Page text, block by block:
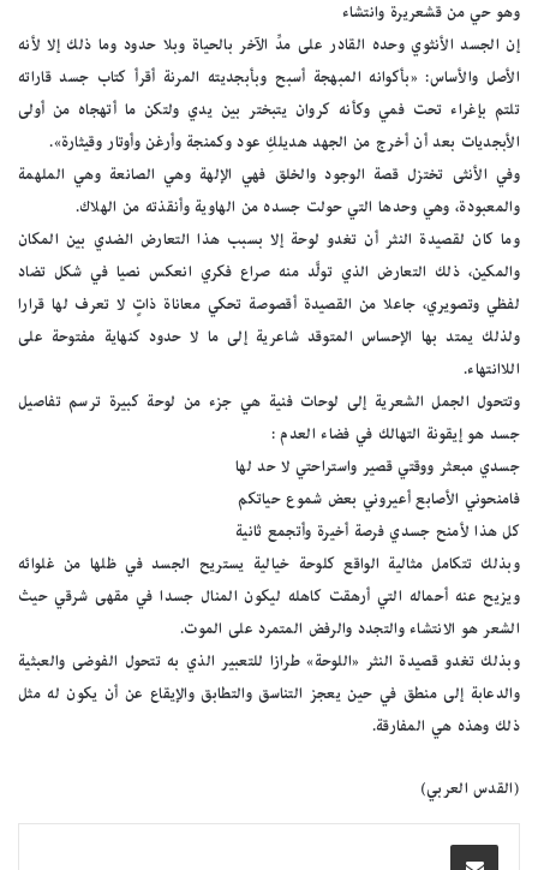
وهو حي من قشعريرة وانتشاء
إن الجسد الأنثوي وحده القادر على مدِّ الآخر بالحياة وبلا حدود وما ذلك إلا لأنه
الأصل والأساس: «بأكوانه المبهجة أسبح وبأبجديته المرنة أقرأ كتاب جسد قاراته
تلتم بإغراء تحت فمي وكأنه كروان يتبختر بين يدي ولتكن ما أتهجاه من أولى
الأبجديات بعد أن أخرج من الجهد هديلكِ عود وكمنجة وأرغن وأوتار وقيثارة».
وفي الأنثى تختزل قصة الوجود والخلق فهي الإلهة وهي الصانعة وهي الملهمة
والمعبودة، وهي وحدها التي حولت جسده من الهاوية وأنقذته من الهلاك.
وما كان لقصيدة النثر أن تغدو لوحة إلا بسبب هذا التعارض الضدي بين المكان
والمكين، ذلك التعارض الذي تولَّد منه صراع فكري انعكس نصيا في شكل تضاد
لفظي وتصويري، جاعلا من القصيدة أقصوصة تحكي معاناة ذاتٍ لا تعرف لها قرارا
ولذلك يمتد بها الإحساس المتوقد شاعرية إلى ما لا حدود كنهاية مفتوحة على
اللاانتهاء.
وتتحول الجمل الشعرية إلى لوحات فنية هي جزء من لوحة كبيرة ترسم تفاصيل
جسد هو إيقونة التهالك في فضاء العدم :
جسدي مبعثر ووقتي قصير واستراحتي لا حد لها
فامنحوني الأصابع أعيروني بعض شموع حياتكم
كل هذا لأمنح جسدي فرصة أخيرة وأتجمع ثانية
وبذلك تتكامل مثالية الواقع كلوحة خيالية يستريح الجسد في ظلها من غلوائه
ويزيح عنه أحماله التي أرهقت كاهله ليكون المنال جسدا في مقهى شرقي حيث
الشعر هو الانتشاء والتجدد والرفض المتمرد على الموت.
وبذلك تغدو قصيدة النثر «اللوحة» طرازا للتعبير الذي به تتحول الفوضى والعبثية
والدعابة إلى منطق في حين يعجز التناسق والتطابق والإيقاع عن أن يكون له مثل
ذلك وهذه هي المفارقة.
(القدس العربي)